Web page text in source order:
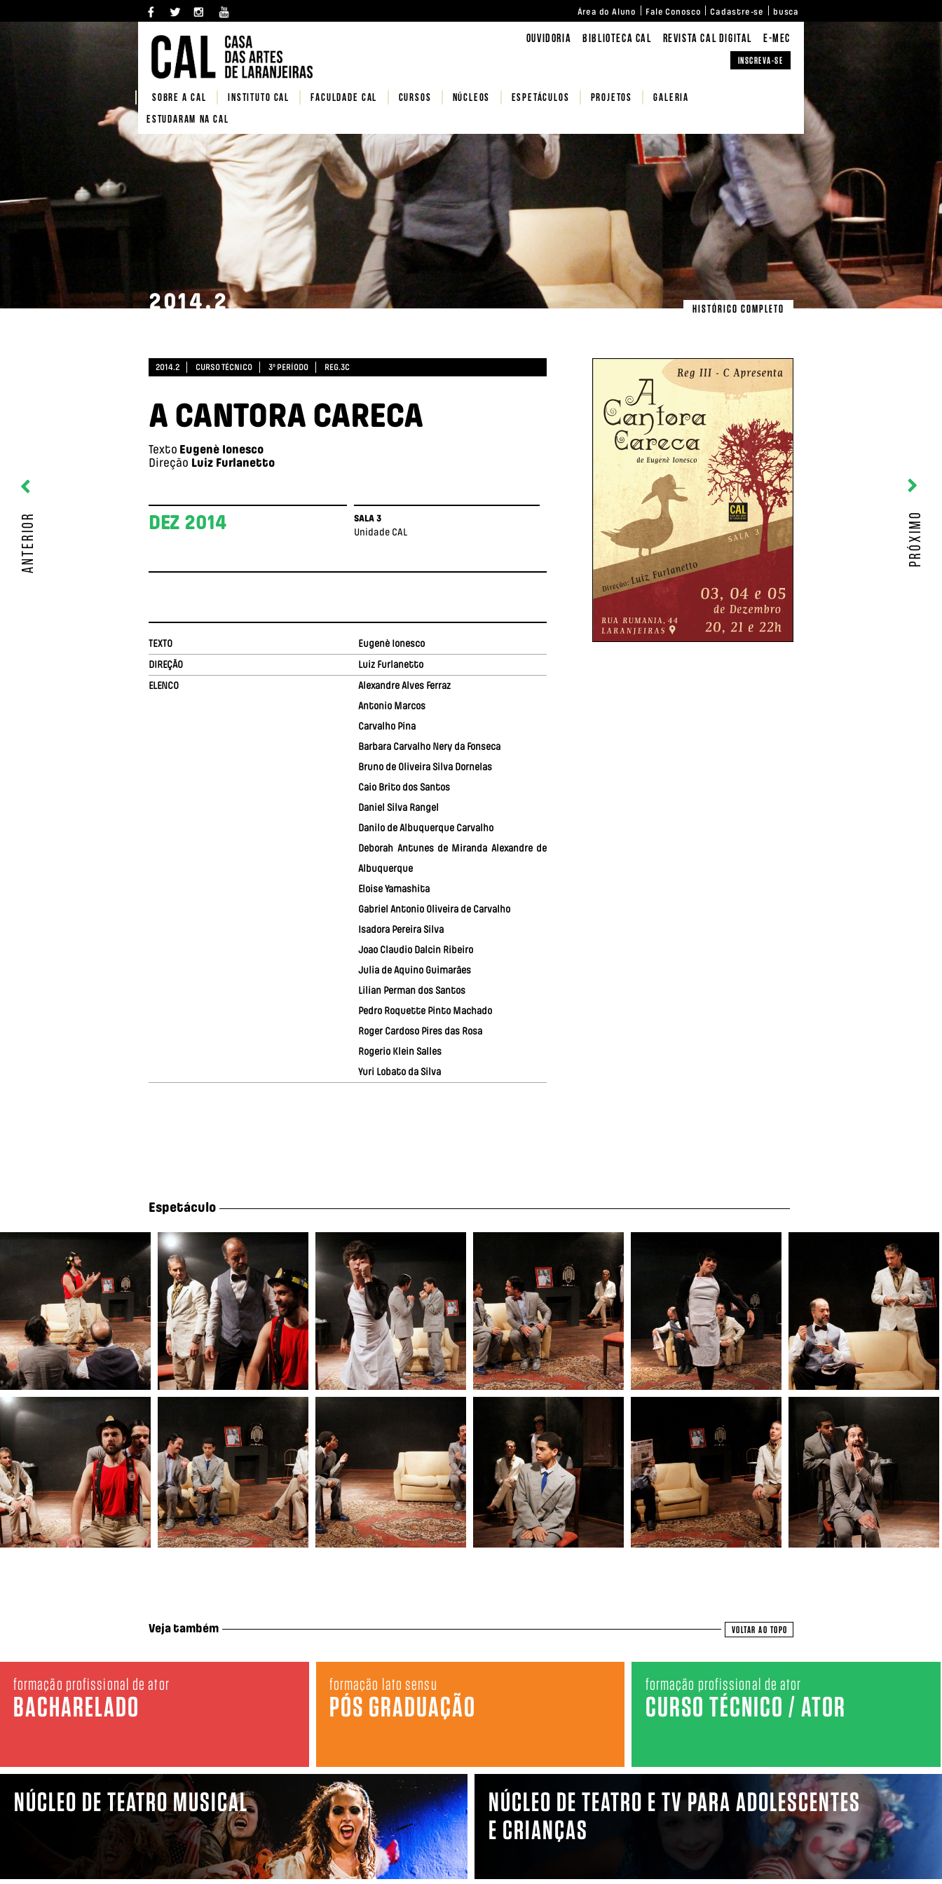
Área do Aluno Fale Conosco Cadastre-se busca
Ouvidoria BIBLIOTECA CAL REVISTA CAL DIGITAL E-MEC
INSCREVA-SE
SOBRE A CAL Instituto CAL FACULDADE CAL CURSOS NÚCLEOS Espetáculos PROJETOS Galeria
Estudaram na CAL
ANTERIOR PRÓXIMO
2014.2 HISTÓRICO COMPLETO
2014.2 CURSO TÉCNICO 3º PERÍODO REG.3C
A CANTORA CARECA
Texto Eugenè Ionesco
Direção Luiz Furlanetto
DEZ 2014
SALA 3
Unidade CAL
TEXTO
Eugenè Ionesco
DIREÇÃO
Luiz Furlanetto
ELENCO
Alexandre Alves Ferraz
Antonio Marcos
Carvalho Pina
Barbara Carvalho Nery da Fonseca
Bruno de Oliveira Silva Dornelas
Caio Brito dos Santos
Daniel Silva Rangel
Danilo de Albuquerque Carvalho
Deborah Antunes de Miranda Alexandre de
Albuquerque
Eloise Yamashita
Gabriel Antonio Oliveira de Carvalho
Isadora Pereira Silva
Joao Claudio Dalcin Ribeiro
Julia de Aquino Guimarães
Lilian Perman dos Santos
Pedro Roquette Pinto Machado
Roger Cardoso Pires das Rosa
Rogerio Klein Salles
Yuri Lobato da Silva
Espetáculo
Veja também VOLTAR AO TOPO
formação profissional de ator
BACHARELADO
formação lato sensu
PÓS GRADUAÇÃO
formação profissional de ator
CURSO TÉCNICO / ATOR
NÚCLEO DE TEATRO MUSICAL
NÚCLEO DE TEATRO E TV PARA ADOLESCENTES
E CRIANÇAS